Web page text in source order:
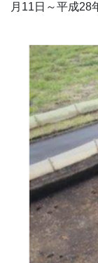
月11日～平成28